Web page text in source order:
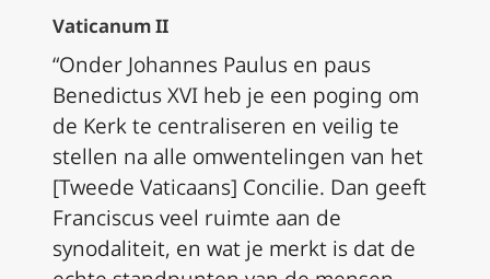
Vaticanum II
“Onder Johannes Paulus en paus
Benedictus XVI heb je een poging om
de Kerk te centraliseren en veilig te
stellen na alle omwentelingen van het
[Tweede Vaticaans] Concilie. Dan geeft
Franciscus veel ruimte aan de
synodaliteit, en wat je merkt is dat de